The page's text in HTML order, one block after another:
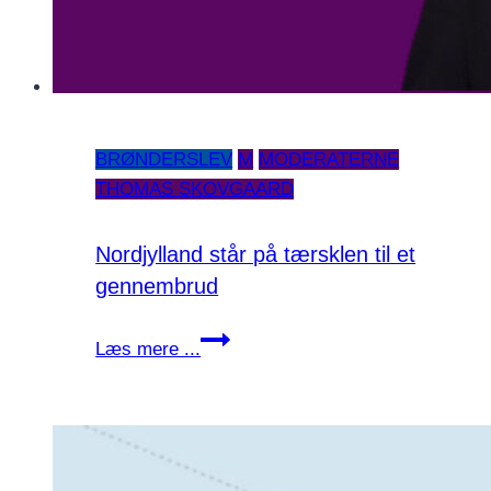
BRØNDERSLEV M MODERATERNE
THOMAS SKOVGAARD
Nordjylland står på tærsklen til et
gennembrud
Læs mere ...
Nordjylland
tærsklen
et